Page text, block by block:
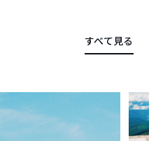
すべて見る